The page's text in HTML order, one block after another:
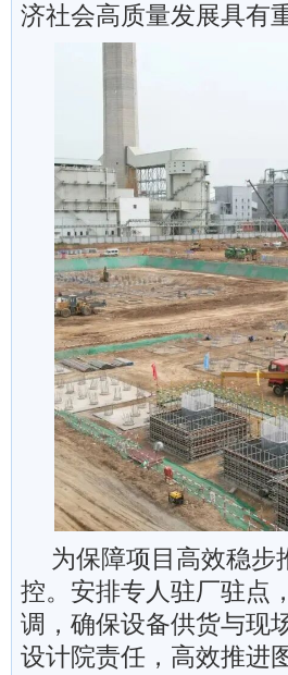
济社会高质量发展具有
为保障项目高效稳步
控。安排专人驻厂驻点
调，确保设备供货与现
设计院责任，高效推进